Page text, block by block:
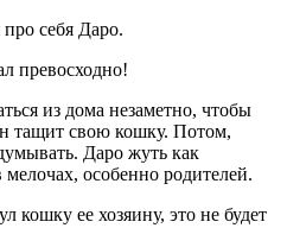
себя Даро.
превосходно!
из дома незаметно, чтобы
тащит свою кошку. Потом,
Даро жуть как
особенно родителей.
кошку ее хозяину, это не будет